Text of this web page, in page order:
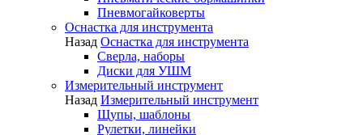
Пневмогайковерты
Оснастка для инструмента
Назад Оснастка для инструмента
Сверла, наборы
Диски для УШМ
Измерительный инструмент
Назад Измерительный инструмент
Щупы, шаблоны
Рулетки, линейки